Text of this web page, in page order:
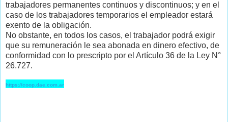
trabajadores permanentes continuos y discontinuos; y en el
caso de los trabajadores temporarios el empleador estará
exento de la obligación.
No obstante, en todos los casos, el trabajador podrá exigir
que su remuneración le sea abonada en dinero efectivo, de
conformidad con lo prescripto por el Artículo 36 de la Ley N°
26.727.
https://coop.dae.com.ar